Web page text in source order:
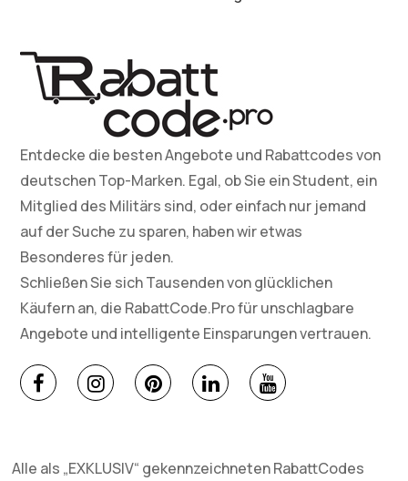
Entdecke die besten Angebote und Rabattcodes von
deutschen Top-Marken. Egal, ob Sie ein Student, ein
Mitglied des Militärs sind, oder einfach nur jemand
auf der Suche zu sparen, haben wir etwas
Besonderes für jeden.
Schließen Sie sich Tausenden von glücklichen
Käufern an, die RabattCode.Pro für unschlagbare
Angebote und intelligente Einsparungen vertrauen.
Alle als „EXKLUSIV“ gekennzeichneten RabattCodes